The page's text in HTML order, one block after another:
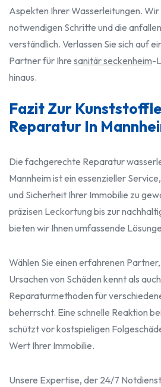
Aspekten Ihrer Wasserleitungen. Wir
notwendigen Schritte und die
verständlich. Verlassen Sie sich auf
Partner für Ihre sanitär seckenheim-
hinaus.
Fazit Zur
Reparatur In
Die fachgerechte Reparatur
Mannheim ist ein essenzieller
und Sicherheit Ihrer Immobilie zu
präzisen Leckortung bis zur
bieten wir Ihnen umfassende
Wählen Sie einen erfahrenen
Ursachen von Schäden kennt als
Reparaturmethoden für
beherrscht. Eine schnelle Reaktion
schützt vor kostspieligen
Wert Ihrer Immobilie.
Unsere Expertise, der 24/7